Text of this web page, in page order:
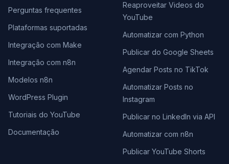
Perguntas frequentes
Plataformas suportadas
Integração com Make
Integração com n8n
Modelos n8n
WordPress Plugin
Tutoriais do YouTube
Documentação
Reaproveitar Videos do
YouTube
Automatizar com Python
Publicar do Google Sheets
Agendar Posts no TikTok
Automatizar Posts no
Instagram
Publicar no LinkedIn via API
Automatizar com n8n
Publicar YouTube Shorts